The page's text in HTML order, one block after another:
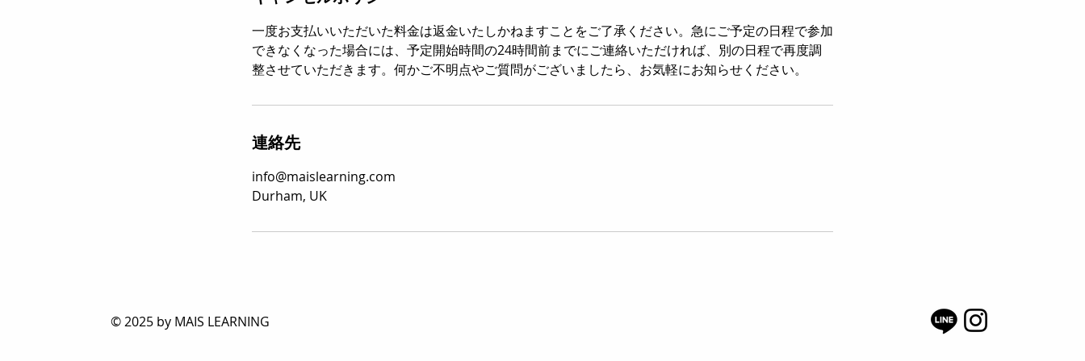
一度お支払いいただいた料金は返金いたしかねますことをご了承ください。急にご予定の日程で参加
できなくなった場合には、予定開始時間の24時間前までにご連絡いただければ、別の日程で再度調
整させていただきます。何かご不明点やご質問がございましたら、お気軽にお知らせください。
連絡先
info@maislearning.com
Durham, UK
© 2025 by MAIS LEARNING